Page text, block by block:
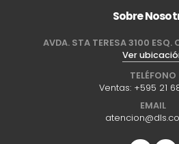
Sobre
AVDA. STA TERESA 3100 ESQ.
Ver
TELÉFONO
Ventas: +595 21
EMAIL